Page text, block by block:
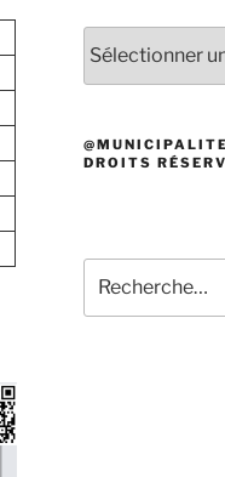
DROITS
pour
: